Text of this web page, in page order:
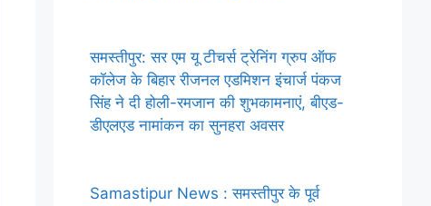
समस्तीपुर: सर एम यू टीचर्स ट्रेनिंग ग्रुप ऑफ
कॉलेज के बिहार रीजनल एडमिशन इंचार्ज पंकज
सिंह ने दी होली-रमजान की शुभकामनाएं, बीएड-
डीएलएड नामांकन का सुनहरा अवसर
Samastipur News : समस्तीपुर के पूर्व